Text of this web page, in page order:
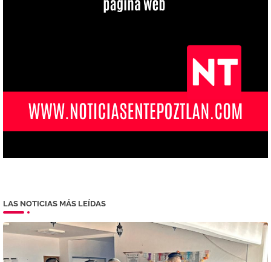
LAS NOTICIAS MÁS LEÍDAS